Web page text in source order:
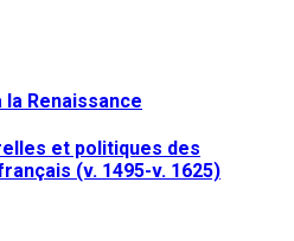
Renaissance
et politiques des
(v. 1495-v. 1625)